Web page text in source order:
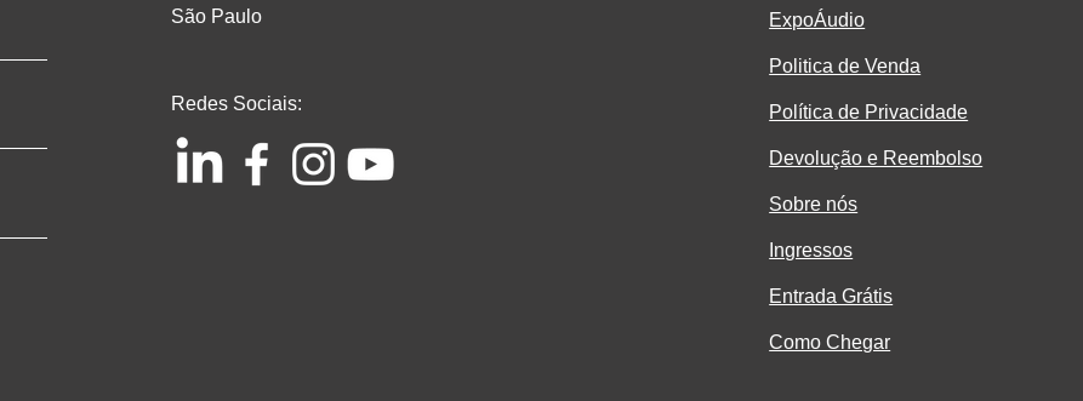
São Paulo
Redes Sociais:
ExpoÁudio
Politica de Venda
Política de Privacidade
Devolução e Reembolso
Sobre nós
Ingressos
Entrada Grátis
Como Chegar